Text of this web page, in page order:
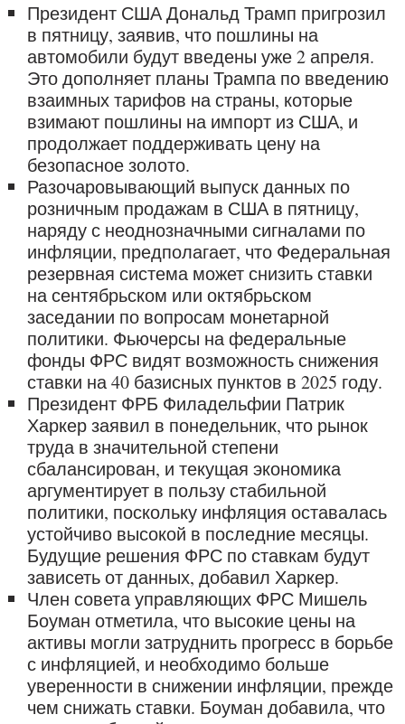
Президент США Дональд Трамп пригрозил
в пятницу, заявив, что пошлины на
автомобили будут введены уже 2 апреля.
Это дополняет планы Трампа по введению
взаимных тарифов на страны, которые
взимают пошлины на импорт из США, и
продолжает поддерживать цену на
безопасное золото.
Разочаровывающий выпуск данных по
розничным продажам в США в пятницу,
наряду с неоднозначными сигналами по
инфляции, предполагает, что Федеральная
резервная система может снизить ставки
на сентябрьском или октябрьском
заседании по вопросам монетарной
политики. Фьючерсы на федеральные
фонды ФРС видят возможность снижения
ставки на 40 базисных пунктов в 2025 году.
Президент ФРБ Филадельфии Патрик
Харкер заявил в понедельник, что рынок
труда в значительной степени
сбалансирован, и текущая экономика
аргументирует в пользу стабильной
политики, поскольку инфляция оставалась
устойчиво высокой в последние месяцы.
Будущие решения ФРС по ставкам будут
зависеть от данных, добавил Харкер.
Член совета управляющих ФРС Мишель
Боуман отметила, что высокие цены на
активы могли затруднить прогресс в борьбе
с инфляцией, и необходимо больше
уверенности в снижении инфляции, прежде
чем снижать ставки. Боуман добавила, что